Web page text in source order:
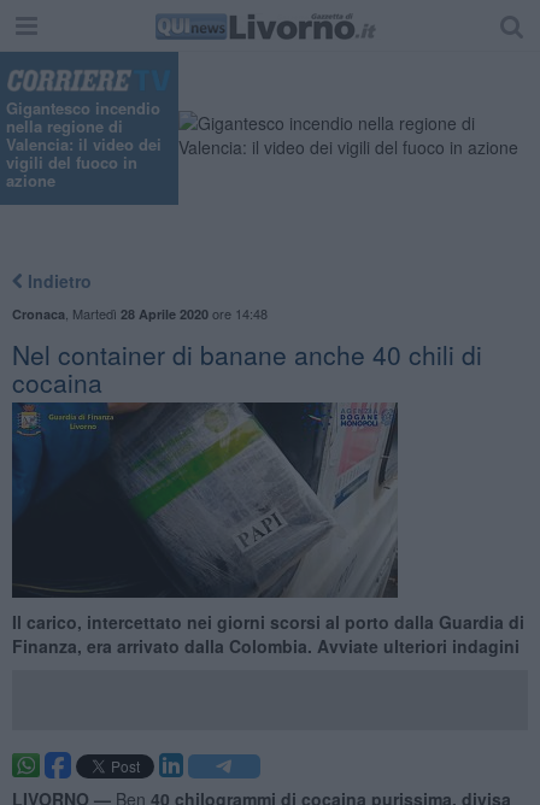
Gigantesco incendio
nella regione di
Valencia: il video dei
vigili del fuoco in
azione
Indietro
Cronaca Martedì 28 Aprile 2020ore 14:48
Nel container di banane anche 40 chili di
cocaina
Il carico, intercettato nei giorni scorsi al porto dalla Guardia di
Finanza, era arrivato dalla Colombia. Avviate ulteriori indagini
LIVORNO — Ben 40 chilogrammi di cocaina purissima, divisa